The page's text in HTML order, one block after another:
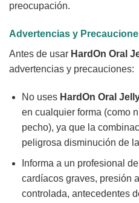
preocupación.
Advertencias y
Antes de usar HardOn Oral
advertencias y precauciones:
No uses HardOn Oral
en cualquier forma (como
pecho), ya que la
peligrosa disminución de
Informa a un profesional
cardíacos graves, presión
controlada, antecedentes